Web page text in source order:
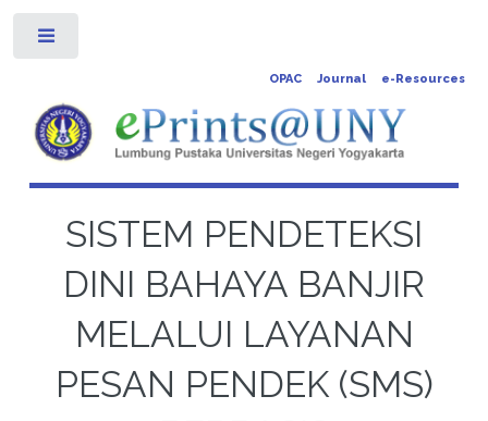
OPAC Journal e-Resources
SISTEM PENDETEKSI
DINI BAHAYA BANJIR
MELALUI LAYANAN
PESAN PENDEK (SMS)